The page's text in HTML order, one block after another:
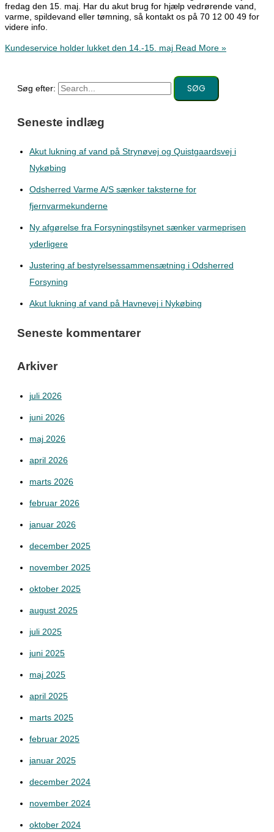
fredag den 15. maj. Har du akut brug for hjælp vedrørende vand,
varme, spildevand eller tømning, så kontakt os på 70 12 00 49 for
videre info.
Kundeservice holder lukket den 14.-15. maj Read More »
Søg efter:
Seneste indlæg
Akut lukning af vand på Strynøvej og Quistgaardsvej i
Nykøbing
Odsherred Varme A/S sænker taksterne for
fjernvarmekunderne
Ny afgørelse fra Forsyningstilsynet sænker varmeprisen
yderligere
Justering af bestyrelsessammensætning i Odsherred
Forsyning
Akut lukning af vand på Havnevej i Nykøbing
Seneste kommentarer
Arkiver
juli 2026
juni 2026
maj 2026
april 2026
marts 2026
februar 2026
januar 2026
december 2025
november 2025
oktober 2025
august 2025
juli 2025
juni 2025
maj 2025
april 2025
marts 2025
februar 2025
januar 2025
december 2024
november 2024
oktober 2024